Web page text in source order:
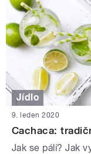
Jídlo
9. leden 2020
Cachaca:
Jak se pálí? Jak